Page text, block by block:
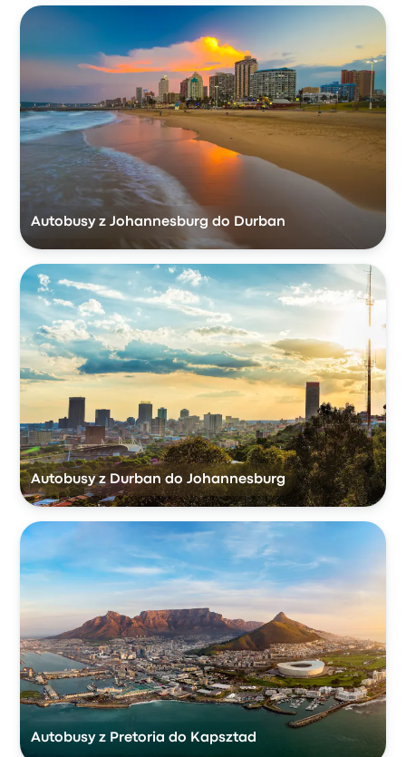
Autobusy z Johannesburg do Durban
Autobusy z Durban do Johannesburg
Autobusy z Pretoria do Kapsztad